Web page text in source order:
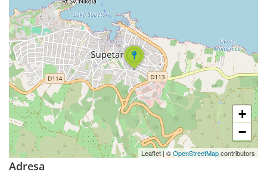
+
−
Leaflet | ©OpenStreetMapcontributors
Adresa